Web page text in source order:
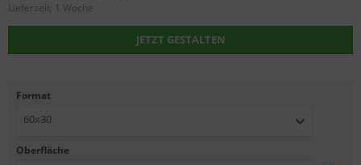
Lieferzeit: 1 Woche
JETZT GESTALTEN
Format
60x30
Oberfläche